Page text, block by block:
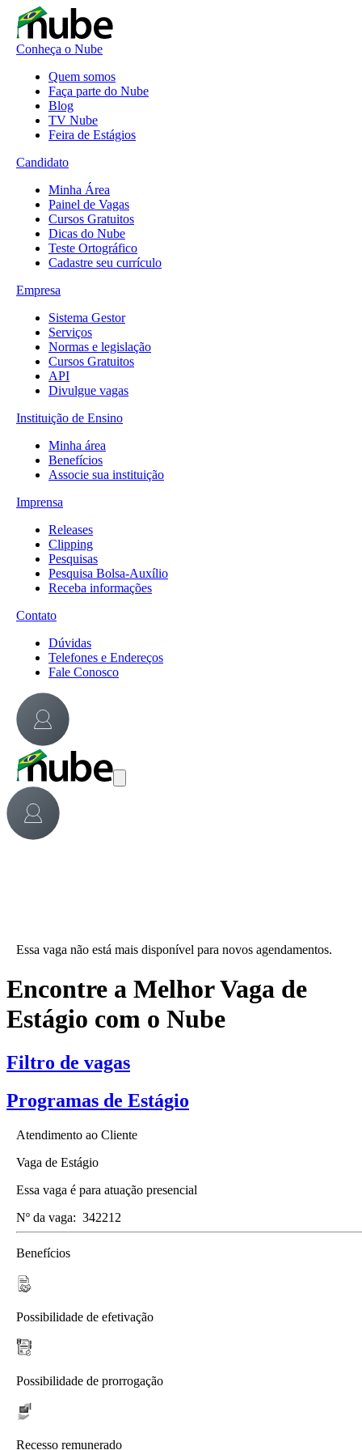
Conheça o Nube
Quem somos
Faça parte do Nube
Blog
TV Nube
Feira de Estágios
Candidato
Minha Área
Painel de Vagas
Cursos Gratuitos
Dicas do Nube
Teste Ortográfico
Cadastre seu currículo
Empresa
Sistema Gestor
Serviços
Normas e legislação
Cursos Gratuitos
API
Divulgue vagas
Instituição de Ensino
Minha área
Benefícios
Associe sua instituição
Imprensa
Releases
Clipping
Pesquisas
Pesquisa Bolsa-Auxílio
Receba informações
Contato
Dúvidas
Telefones e Endereços
Fale Conosco
Essa vaga não está mais disponível para novos agendamentos.
Encontre a Melhor Vaga de
Estágio com o Nube
Filtro de vagas
Programas de Estágio
Atendimento ao Cliente
Vaga de Estágio
Essa vaga é para atuação presencial
Nº da vaga: 342212
Benefícios
Possibilidade de efetivação
Possibilidade de prorrogação
Recesso remunerado